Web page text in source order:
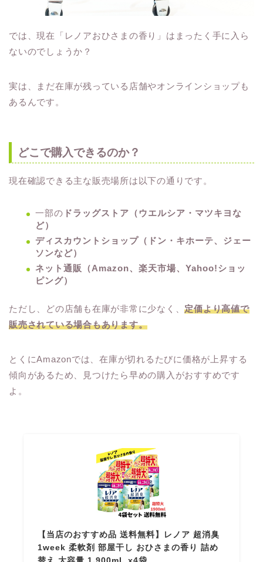
では、現在「レノアおひさまの香り」はまったく手に入ら
ないのでしょうか？
実は、まだ在庫が残っている店舗やオンラインショップも
あるんです。
どこで購入できるのか？
現在確認できる主な販売場所は以下の通りです。
一部の ドラッグストア（ウエルシア・マツキヨな
ど）
ディスカウントショップ（ドン・キホーテ、ジェー
ソンなど）
ネット通販（Amazon、楽天市場、Yahoo!ショッ
ピング）
ただし、どの店舗も在庫が非常に少なく、定価より高値で
販売されている場合もあります。
とくにAmazonでは、在庫が切れるたびに価格が上昇する
傾向があるため、見つけたら早めの購入がおすすめです
よ。
【当店のおすすめ品 送料無料】レノア 超消臭
1week 柔軟剤 部屋干し おひさまの香り 詰め